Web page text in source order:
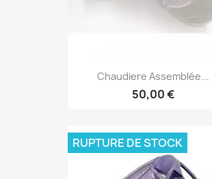
Chaudiere Assemblée...
50,00 €
RUPTURE DE STOCK